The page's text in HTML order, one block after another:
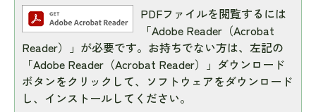
PDFファイルを閲覧するには
「Adobe Reader（Acrobat
Reader）」が必要です。お持ちでない方は、左記の
「Adobe Reader（Acrobat Reader）」ダウンロード
ボタンをクリックして、ソフトウェアをダウンロード
し、インストールしてください。